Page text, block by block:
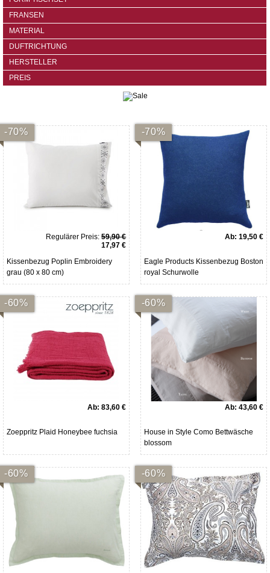
FRANSEN
MATERIAL
DUFTRICHTUNG
HERSTELLER
PREIS
-70%
Regulärer Preis: 59,90 €
17,97 €
Kissenbezug Poplin Embroidery
grau (80 x 80 cm)
-70%
Ab: 19,50 €
Eagle Products Kissenbezug Boston
royal Schurwolle
-60%
Ab: 83,60 €
Zoeppritz Plaid Honeybee fuchsia
-60%
Ab: 43,60 €
House in Style Como Bettwäsche
blossom
-60% -60%